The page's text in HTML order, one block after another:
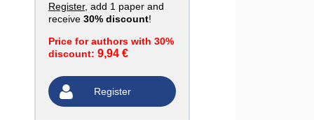
Register, add 1 paper and
receive 30% discount!
Price for authors with 30%
discount: 9,94 €
Register